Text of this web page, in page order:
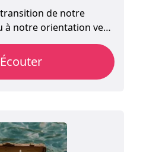
de notre
à notre orientation vers
étend la
remplie du Saint-Esprit
de soumission : les
Écouter